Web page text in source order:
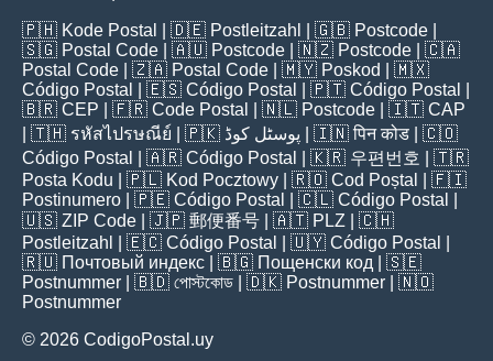
🇵🇭 Kode Postal | 🇩🇪 Postleitzahl | 🇬🇧 Postcode
🇸🇬 Postal Code | 🇦🇺 Postcode | 🇳🇿 Postcode | 🇨🇦
Postal Code | 🇿🇦 Postal Code | 🇲🇾 Poskod
| 🇲🇽
Código Postal
| 🇪🇸 Código Postal | 🇵🇹 Código Postal
🇧🇷 CEP | 🇫🇷 Code Postal | 🇳🇱 Postcode | 🇮🇹 CAP
| 🇹🇭 รหัสไปรษณีย์ | 🇵🇰 پوسٹل کوڈ | 🇮🇳पिन कोड | 🇨🇴
Código Postal
| 🇦🇷 Código Postal | 🇰🇷 우편번호
| 🇹🇷
Posta Kodu | 🇵🇱 Kod Pocztowy | 🇷🇴 Cod Poștal
| 🇫🇮
Postinumero | 🇵🇪 Código Postal | 🇨🇱 Código Postal
🇺🇸 ZIP Code | 🇯🇵 郵便番号 | 🇦🇹 PLZ | 🇨🇭
Postleitzahl
| 🇪🇨 Código Postal | 🇺🇾 Código Postal
🇷🇺 Почтовый индекс | 🇧🇬 Пощенски код | 🇸🇪
Postnummer | 🇧🇩 পোস্টকোড | 🇩🇰 Postnummer | 🇳🇴
Postnummer
© 2026 CodigoPostal.uy